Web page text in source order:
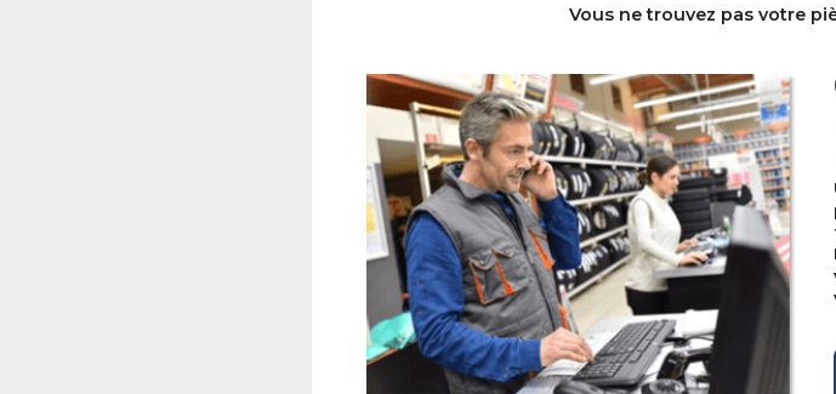
Vous ne trouvez pas votre